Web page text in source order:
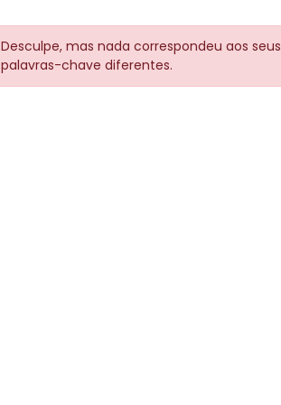
Desculpe, mas nada correspondeu aos
palavras-chave diferentes.